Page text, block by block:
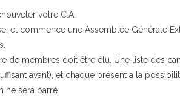
votre C.A.
et commence une Assemblée Générale
de membres doit être élu. Une liste des
avant), et chaque présent a la
ne sera barré.